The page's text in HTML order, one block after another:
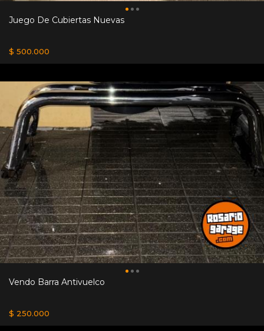
Juego De Cubiertas Nuevas
$ 500.000
Vendo Barra Antivuelco
$ 250.000